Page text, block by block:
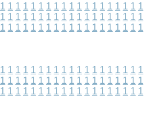
1 1 1 1 1 1 1 1 1 1 1 1 1 1 1 1 1 1 1
1 1 1 1 1 1 1 1 1 1 1 1 1 1 1 1 1 1 1
1 1 1 1 1 1 1 1 1 1 1 1 1 1 1 1 1 1 1
1 1 1 1 1 1 1 1 1 1 1 1 1 1 1 1 1 1 1
1 1 1 1 1 1 1 1 1 1 1 1 1 1 1 1 1 1 1
1 1 1 1 1 1 1 1 1 1 1 1 1 1 1 1 1 1 1